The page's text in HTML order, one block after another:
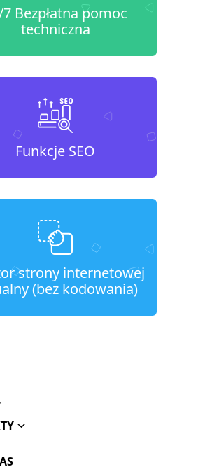
Bezpłatna pomoc
techniczna
Funkcje SEO
strony internetowej
(bez kodowania)